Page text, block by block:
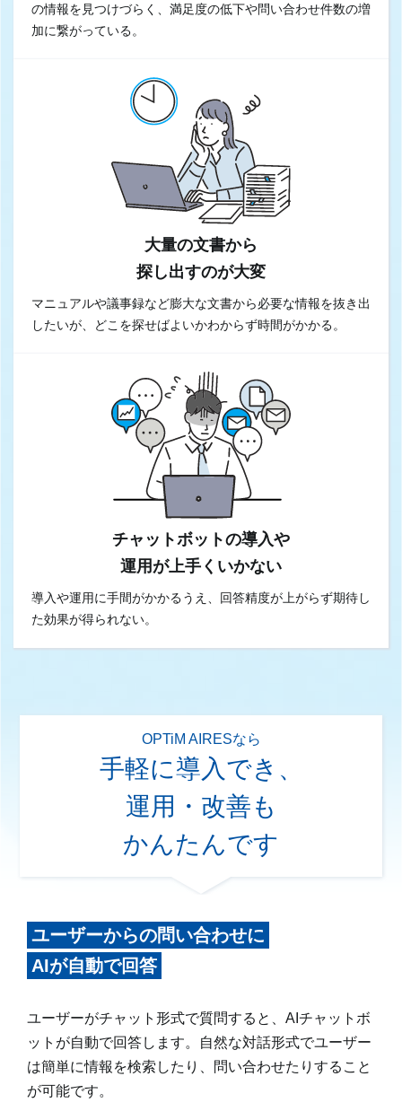
の情報を見つけづらく、満足度の低下や問い合わせ件数の増
加に繋がっている。
大量の文書から
探し出すのが大変
マニュアルや議事録など膨大な文書から必要な情報を抜き出
したいが、どこを探せばよいかわからず時間がかかる。
チャットボットの導入や
運用が上手くいかない
導入や運用に手間がかかるうえ、回答精度が上がらず期待し
た効果が得られない。
OPTiM AIRESなら
手軽に導入でき、
運用・改善も
かんたんです
ユーザーからの問い合わせに
AIが自動で回答
ユーザーがチャット形式で質問すると、AIチャットボ
ットが自動で回答します。自然な対話形式でユーザー
は簡単に情報を検索したり、問い合わせたりすること
が可能です。